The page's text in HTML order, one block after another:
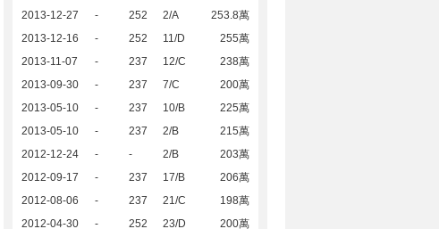
2013-12-27
- 252 2/A
253.8萬
2013-12-16
- 252 11/D
255萬
2013-11-07
- 237 12/C
238萬
2013-09-30
- 237 7/C
200萬
2013-05-10
- 237 10/B
225萬
2013-05-10
- 237 2/B
215萬
2012-12-24
- - 2/B
203萬
2012-09-17
- 237 17/B
206萬
2012-08-06
- 237 21/C
198萬
2012-04-30
- 252 23/D
200萬